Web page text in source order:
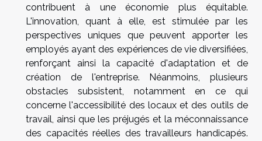
contribuent à une économie plus équitable.
L'innovation, quant à elle, est stimulée par les
perspectives uniques que peuvent apporter les
employés ayant des expériences de vie diversifiées,
renforçant ainsi la capacité d'adaptation et de
création de l'entreprise. Néanmoins, plusieurs
obstacles subsistent, notamment en ce qui
concerne l'accessibilité des locaux et des outils de
travail, ainsi que les préjugés et la méconnaissance
des capacités réelles des travailleurs handicapés.